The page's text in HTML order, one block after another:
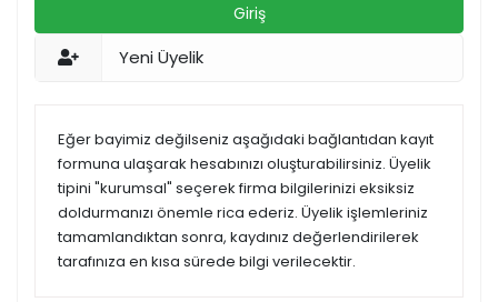
Giriş
Yeni Üyelik
Eğer bayimiz değilseniz aşağıdaki bağlantıdan kayıt
formuna ulaşarak hesabınızı oluşturabilirsiniz. Üyelik
tipini "kurumsal" seçerek firma bilgilerinizi eksiksiz
doldurmanızı önemle rica ederiz. Üyelik işlemleriniz
tamamlandıktan sonra, kaydınız değerlendirilerek
tarafınıza en kısa sürede bilgi verilecektir.